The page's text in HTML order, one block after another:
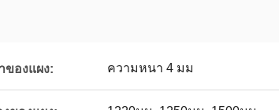
ของแผง: ความหนา 4 มม